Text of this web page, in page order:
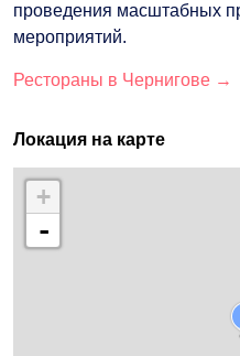
проведения масштабных
мероприятий.
Рестораны в Чернигове →
Локация на карте
+
-